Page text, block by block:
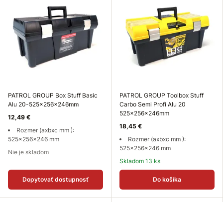
PATROL GROUP Box Stuff Basic
Alu 20-525x256x246mm
12,49 €
Rozmer (axbxc mm ):
525x256x246 mm
Nie je skladom
Dopytovať dostupnosť
PATROL GROUP Toolbox Stuff
Carbo Semi Profi Alu 20
525x256x246mm
18,45 €
Rozmer (axbxc mm ):
525x256x246 mm
Skladom 13 ks
Do košíka